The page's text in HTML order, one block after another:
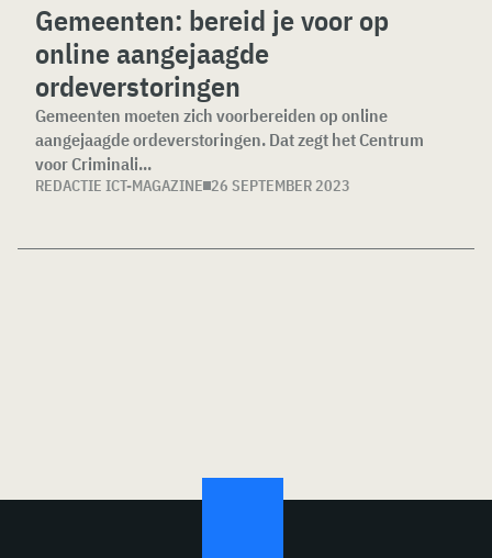
Gemeenten: bereid je voor op
online aangejaagde
ordeverstoringen
Gemeenten moeten zich voorbereiden op online
aangejaagde ordeverstoringen. Dat zegt het Centrum
voor Criminali...
REDACTIE ICT-MAGAZINE 26 SEPTEMBER 2023